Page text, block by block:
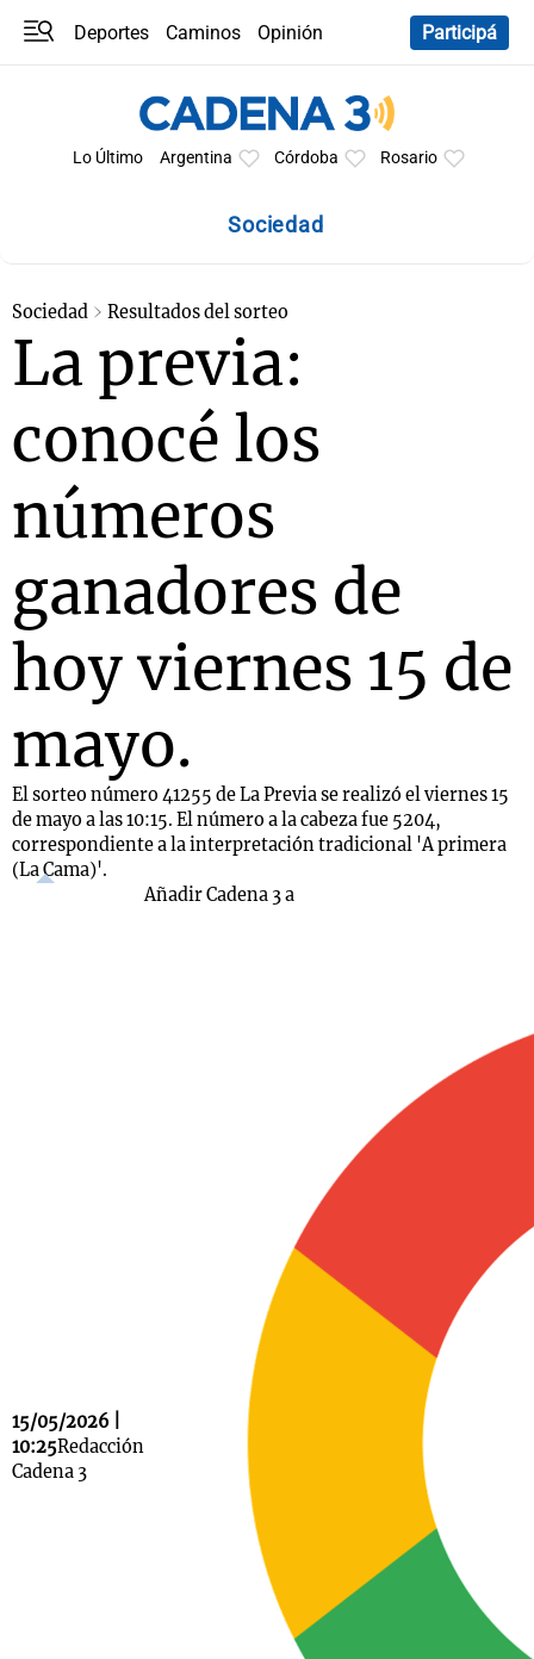
Deportes Caminos
Opinión
Participá
Lo Último Argentina Córdoba Rosario
Sociedad
Sociedad Resultados del sorteo
La previa:
conocé los
números
ganadores de
hoy viernes 15 de
mayo.
El sorteo número 41255 de La Previa se realizó el viernes 15
de mayo a las 10:15. El número a la cabeza fue 5204,
correspondiente a la interpretación tradicional 'A primera
(La Cama)'.
15/05/2026 |
10:25Redacción
Cadena 3
Añadir Cadena 3 a